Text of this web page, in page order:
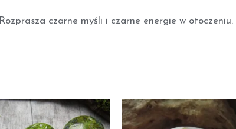
Rozprasza czarne myśli i czarne energie w otoczeniu.